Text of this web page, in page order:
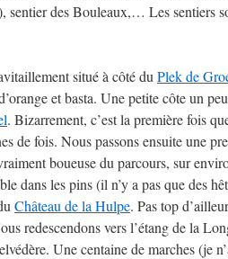
sentier des Bouleaux,… Les sentiers
situé à côté du Plek de
et basta. Une petite côte un
. Bizarrement, c’est la première fois
de fois. Nous passons ensuite une
boueuse du parcours, sur
dans les pins (il n’y a pas que des
Château de la Hulpe. Pas top
redescendons vers l’étang de la
Une centaine de marches (je